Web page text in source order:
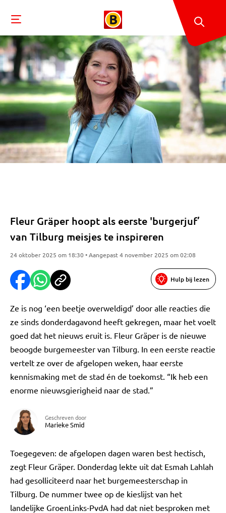
Fleur Gräper hoopt als eerste 'burgerjuf’
van Tilburg meisjes te inspireren
24 oktober 2025 om 18:30 • Aangepast 4 november 2025 om 02:08
Hulp bij lezen
Ze is nog ‘een beetje overweldigd’ door alle reacties die
ze sinds donderdagavond heeft gekregen, maar het voelt
goed dat het nieuws eruit is. Fleur Gräper is de nieuwe
beoogde burgemeester van Tilburg. In een eerste reactie
vertelt ze over de afgelopen weken, haar eerste
kennismaking met de stad én de toekomst. “Ik heb een
enorme nieuwsgierigheid naar de stad.”
Geschreven door
Marieke Smid
Toegegeven: de afgelopen dagen waren best hectisch,
zegt Fleur Gräper. Donderdag lekte uit dat Esmah Lahlah
had gesolliciteerd naar het burgemeesterschap in
Tilburg. De nummer twee op de kieslijst van het
landelijke GroenLinks-PvdA had dat niet besproken met